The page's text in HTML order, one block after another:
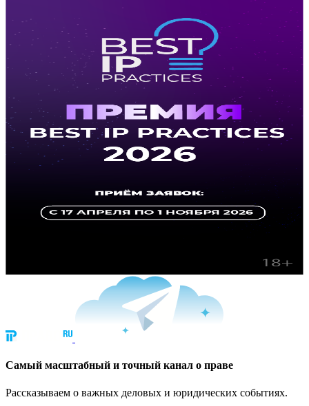
Cамый масштабный и точный канал о праве
Рассказываем о важных деловых и юридических событиях.